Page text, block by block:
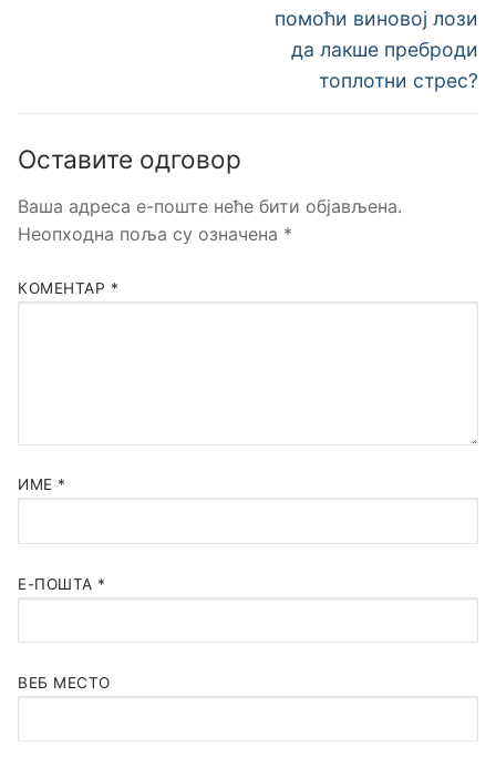
помоћи виновој лози
да лакше преброди
топлотни стрес?
Оставите одговор
Ваша адреса е-поште неће бити објављена.
Неопходна поља су означена *
КОМЕНТАР *
ИМЕ *
Е-ПОШТА *
ВЕБ МЕСТО